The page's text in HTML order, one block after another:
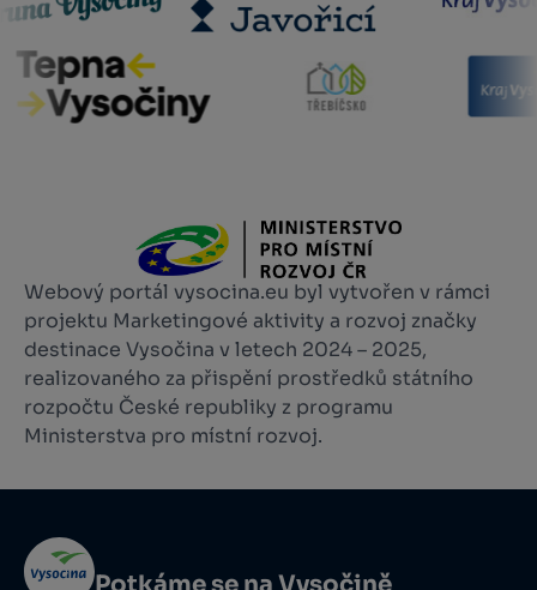
Webový portál vysocina.eu byl vytvořen v rámci
projektu Marketingové aktivity a rozvoj značky
destinace Vysočina v letech 2024 – 2025,
realizovaného za přispění prostředků státního
rozpočtu České republiky z programu
Ministerstva pro místní rozvoj.